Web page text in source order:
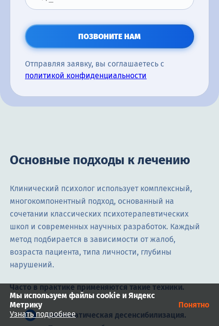
ПОЗВОНИТЕ НАМ
Отправляя заявку, вы соглашаетесь с
политикой конфиденциальности
Основные подходы к лечению
Клинический психолог использует комплексный,
многокомпонентный подход, основанный на
сочетании классических психотерапевтических
школ и современных научных разработок. Каждый
метод подбирается в зависимости от жалоб,
возраста пациента, типа личности, глубины
нарушений.
Часто в практике применяются такие техники.
Систематическая десенсибилизация.
Мы используем файлы cookie и Яндекс
Метрику
Узнать подробнее
Понятно